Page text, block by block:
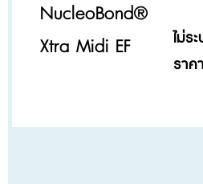
NucleoBond®
Xtra Midi EF
ไม่ร
ราคา